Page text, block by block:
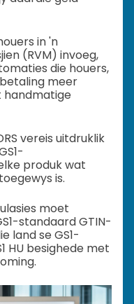
in 'n
(RVM) invoeg,
die houers,
meer
handmatige
vereis uitdruklik
produk wat
is.
moet
standaard GTIN-
land se GS1-
HU besighede met